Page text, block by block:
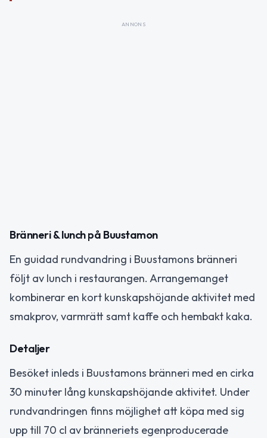
ANNONS
Bränneri & lunch på Buustamon
En guidad rundvandring i Buustamons bränneri
följt av lunch i restaurangen. Arrangemanget
kombinerar en kort kunskapshöjande aktivitet med
smakprov, varmrätt samt kaffe och hembakt kaka.
Detaljer
Besöket inleds i Buustamons bränneri med en cirka
30 minuter lång kunskapshöjande aktivitet. Under
rundvandringen finns möjlighet att köpa med sig
upp till 70 cl av bränneriets egenproducerade